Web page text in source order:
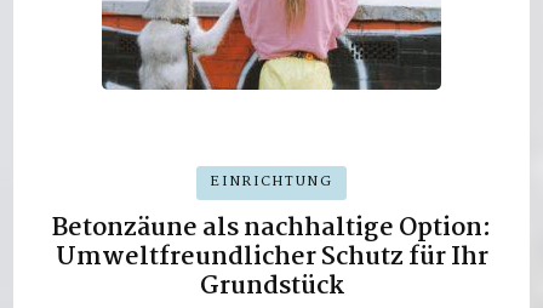
EINRICHTUNG
Betonzäune als nachhaltige Option:
Umweltfreundlicher Schutz für Ihr
Grundstück